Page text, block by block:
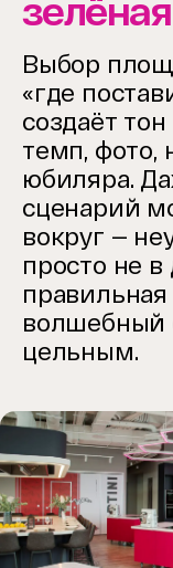
Выбор
«где
создаёт
темп, фото,
юбиляра.
сценарий
вокруг —
просто не в
правильная
волшебный
цельным.